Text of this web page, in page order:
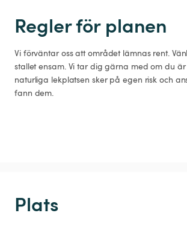
Regler för planen
Vi förväntar oss att området lämnas rent.
stallet ensam. Vi tar dig gärna med om du
naturliga lekplatsen sker på egen risk och
Plats